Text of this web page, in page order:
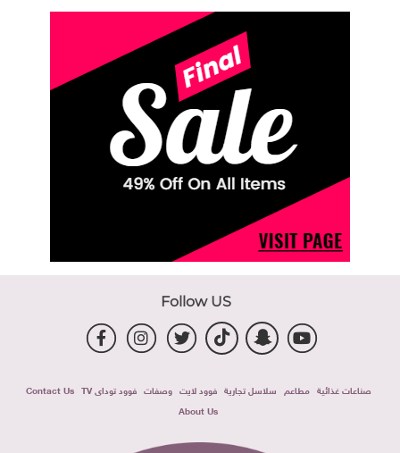
Follow US
صناعات غذائية مطاعم سلاسل تجارية فوود لايت وصفات فوود توداى TV
Contact Us
About Us